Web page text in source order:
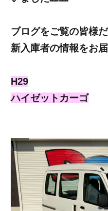
ブログをご覧の皆様
新入庫者の情報をお届
H29
ハイゼットカーゴ